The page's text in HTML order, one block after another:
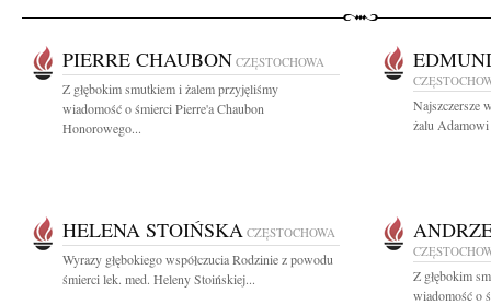
PIERRE CHAUBON CZĘSTOCHOWA
Z głębokim smutkiem i żalem przyjęliśmy
wiadomość o śmierci Pierre'a Chaubon
Honorowego...
Najszczersze
żalu
HELENA STOIŃSKA CZĘSTOCHOWA
Wyrazy głębokiego współczucia Rodzinie z powodu
śmierci lek. med. Heleny Stoińskiej...
Z głębokim
wiadomość o